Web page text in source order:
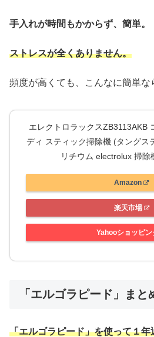
手入れが時間もかからず、簡単。
ストレスが全くありません。
頻度が高くても、こんなに簡単な
エレクトロラックスZB3113AKB
ディ スティック掃除機 (タングス
リチウム electrolux 掃除
Amazon
楽天市場
Yahooショッピン
「エルゴラピード」まと
「エルゴラピード」を使って１